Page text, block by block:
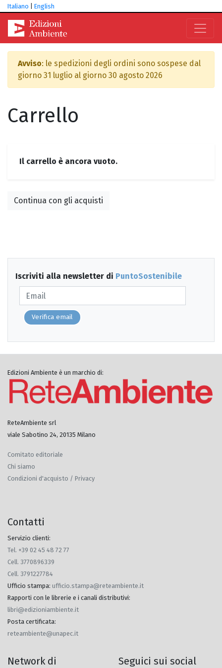
Italiano English
Avviso: le spedizioni degli ordini sono sospese dal
giorno 31 luglio al giorno 30 agosto 2026
Carrello
Il carrello è ancora vuoto.
Continua con gli acquisti
Iscriviti alla newsletter di PuntoSostenibile
Verifica email
Edizioni Ambiente è un marchio di:
ReteAmbiente srl
viale Sabotino 24, 20135 Milano
Comitato editoriale
Chi siamo
Condizioni d'acquisto / Privacy
Contatti
Servizio clienti:
Tel. +39 02 45 48 72 77
Cell. 3770896339
Cell. 3791227784
Ufficio stampa: ufficio.stampa@reteambiente.it
Rapporti con le librerie e i canali distributivi:
libri@edizioniambiente.it
Posta certificata:
reteambiente@unapec.it
Network di
Seguici sui social